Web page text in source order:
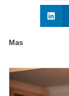
Mas